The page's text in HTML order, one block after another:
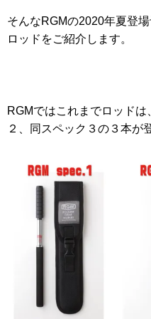
そんなRGMの2020年夏登
ロッドをご紹介します。
RGMではこれまでロッド
２、同スペック３の３本が